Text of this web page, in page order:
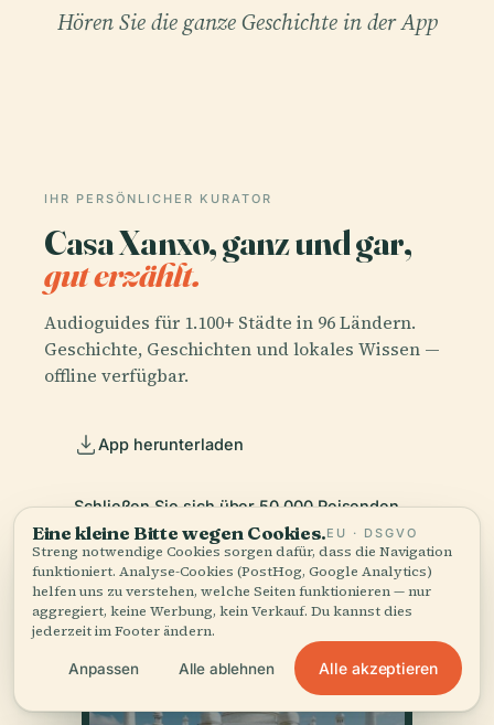
Hören Sie die ganze Geschichte in der App
IHR PERSÖNLICHER KURATOR
Casa Xanxo, ganz und gar,
gut erzählt.
Audioguides für 1.100+ Städte in 96 Ländern.
Geschichte, Geschichten und lokales Wissen —
offline verfügbar.
App herunterladen
Schließen Sie sich über 50.000 Reisenden
an
Eine kleine Bitte wegen Cookies.EU · DSGVO
Streng notwendige Cookies sorgen dafür, dass die Navigation
funktioniert. Analyse-Cookies (PostHog, Google Analytics)
helfen uns zu verstehen, welche Seiten funktionieren — nur
aggregiert, keine Werbung, kein Verkauf. Du kannst dies
jederzeit im Footer ändern.
Anpassen Alle ablehnen Alle akzeptieren